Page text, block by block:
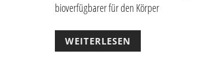
bioverfügbarer für den Körper
WEITERLESEN